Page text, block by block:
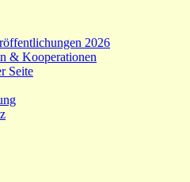
2026
& Kooperationen
Seite